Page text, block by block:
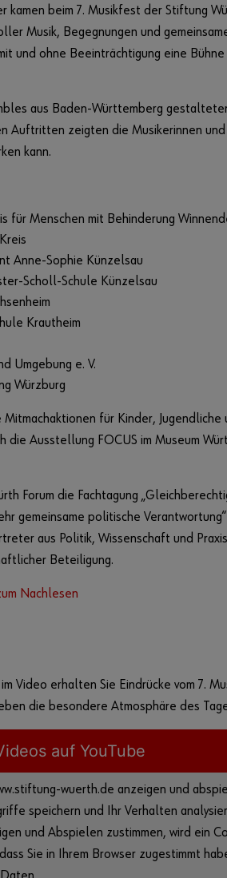
kamen beim 7. Musikfest der Stiftung
Musik, Begegnungen und
und ohne Beeinträchtigung eine
aus Baden-Württemberg
Auftritten zeigten die Musikerinnen
kann.
für Menschen mit Behinderung
Anne-Sophie Künzelsau
Scholl-Schule Künzelsau
Krautheim
Umgebung e. V.
Würzburg
für Kinder, Jugendliche
Ausstellung FOCUS im Museum
Forum die Fachtagung
gemeinsame politische
aus Politik, Wissenschaft und
Beteiligung.
Nachlesen
Video erhalten Sie Eindrücke vom 7.
die besondere Atmosphäre des
auf YouTube
wuerth.de anzeigen und
speichern und Ihr Verhalten
und Abspielen zustimmen, wird ein
Sie in Ihrem Browser zugestimmt